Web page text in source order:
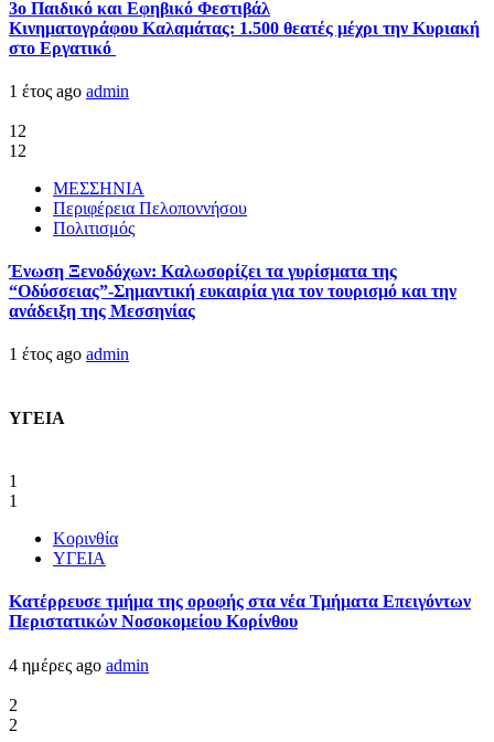
3ο Παιδικό και Εφηβικό Φεστιβάλ
Κινηματογράφου Καλαμάτας: 1.500 θεατές μέχρι την Κυριακή
στο Εργατικό
1 έτος ago admin
12
12
ΜΕΣΣΗΝΙΑ
Περιφέρεια Πελοποννήσου
Πολιτισμός
Ένωση Ξενοδόχων: Καλωσορίζει τα γυρίσματα της
“Οδύσσειας”-Σημαντική ευκαιρία για τον τουρισμό και την
ανάδειξη της Μεσσηνίας
1 έτος ago admin
ΥΓΕΙΑ
1
1
Κορινθία
ΥΓΕΙΑ
Kατέρρευσε τμήμα της οροφής στα νέα Τμήματα Επειγόντων
Περιστατικών Νοσοκομείου Κορίνθου
4 ημέρες ago admin
2
2